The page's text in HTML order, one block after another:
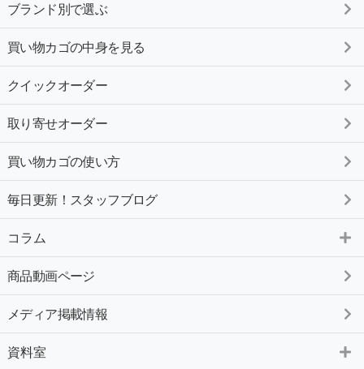
ブランド別で選ぶ
買い物カゴの中身を見る
クイックオーダー
取り寄せオーダー
買い物カゴの使い方
毎日更新！スタッフブログ
コラム
商品動画ページ
メディア掲載情報
資料室